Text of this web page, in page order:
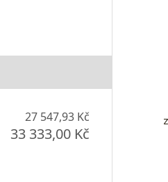
27 547,93 Kč
33 333,00 Kč